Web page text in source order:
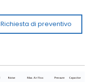
Richiesta di preventivo